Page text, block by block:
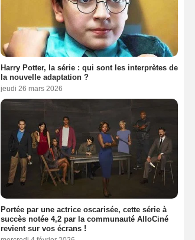
Harry Potter, la série : qui sont les interprètes de
la nouvelle adaptation ?
jeudi 26 mars 2026
Portée par une actrice oscarisée, cette série à
succès notée 4,2 par la communauté AlloCiné
revient sur vos écrans !